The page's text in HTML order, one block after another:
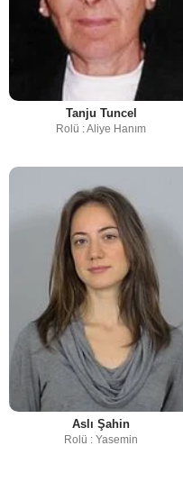
Tanju Tuncel
Rolü : Aliye Hanım
Aslı Şahin
Rolü : Yasemin